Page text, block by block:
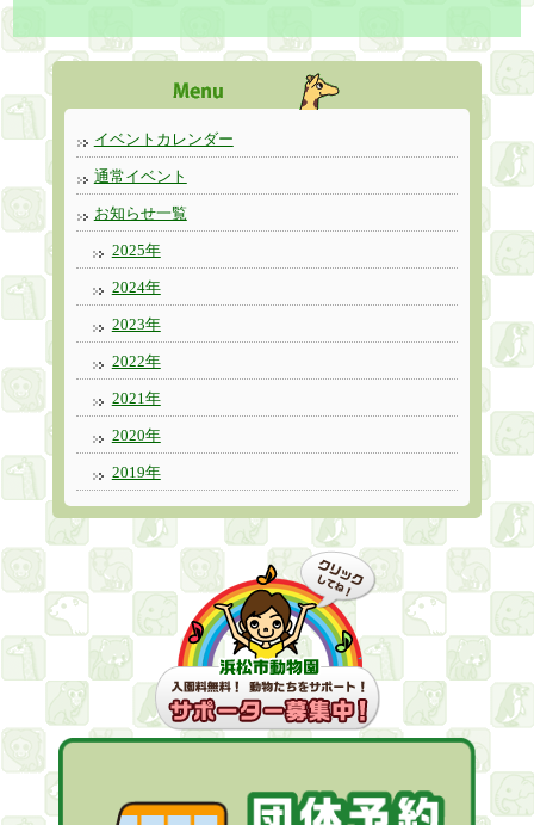
イベントカレンダー
通常イベント
お知らせ一覧
2025年
2024年
2023年
2022年
2021年
2020年
2019年